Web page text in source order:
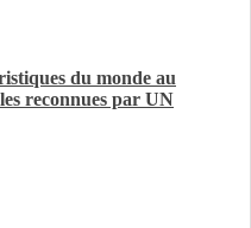
du monde au
reconnues par UN